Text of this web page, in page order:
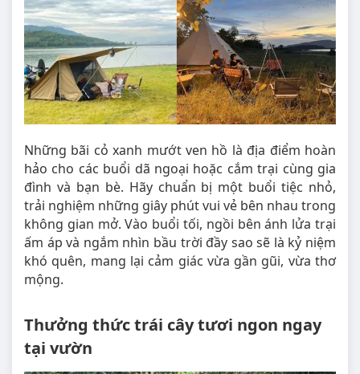
Những bãi cỏ xanh mướt ven hồ là địa điểm hoàn
hảo cho các buổi dã ngoại hoặc cắm trại cùng gia
đình và bạn bè. Hãy chuẩn bị một buổi tiệc nhỏ,
trải nghiệm những giây phút vui vẻ bên nhau trong
không gian mở. Vào buổi tối, ngồi bên ánh lửa trại
ấm áp và ngắm nhìn bầu trời đầy sao sẽ là kỷ niệm
khó quên, mang lại cảm giác vừa gần gũi, vừa thơ
mộng.
Thưởng thức trái cây tươi ngon ngay
tại vườn